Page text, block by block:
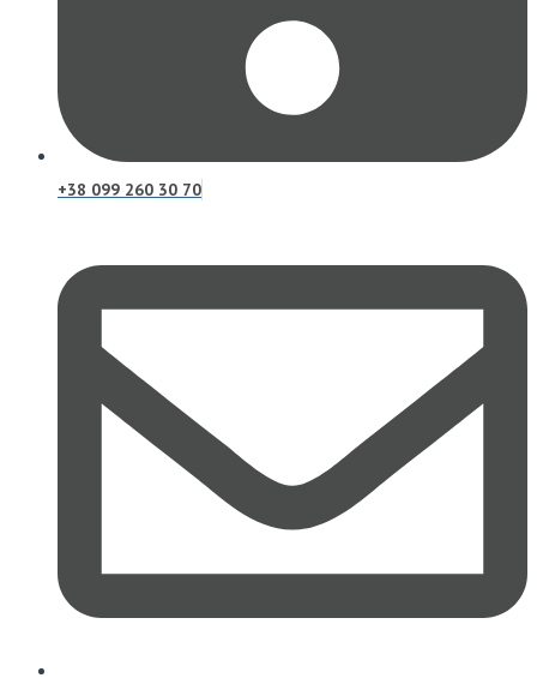
+38 099 260 30 70